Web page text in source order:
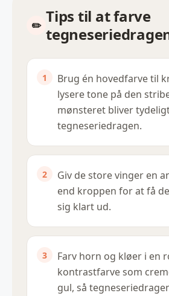
Tips til at farve
Brug én hovedfarve til
lysere tone på den
mønsteret bliver
tegneseriedragen.
Giv de store vinger en
end kroppen for at få
sig klart ud.
Farv horn og kløer i en
kontrastfarve som
gul, så